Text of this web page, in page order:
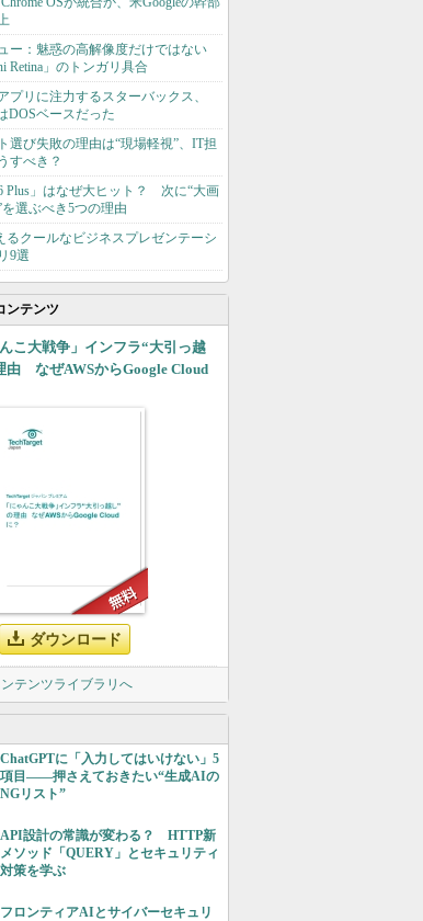
ー：魅惑の高解像度だけではない
Retina」のトンガリ具合
プリに注力するスターバックス、
DOSベースだった
選び失敗の理由は“現場軽視”、IT担
すべき？
6 Plus」はなぜ大ヒット？ 次に“大画
選ぶべき5つの理由
るクールなビジネスプレゼンテーシ
9選
ンテンツ
んこ大戦争」インフラ“大引っ越
由 なぜAWSからGoogle Cloud
ダウンロード
テンツライブラリへ
ChatGPTに「入力してはいけない」5
項目――押さえておきたい“生成AIの
NGリスト”
API設計の常識が変わる？ HTTP新
メソッド「QUERY」とセキュリティ
対策を学ぶ
フロンティアAIとサイバーセキュリ